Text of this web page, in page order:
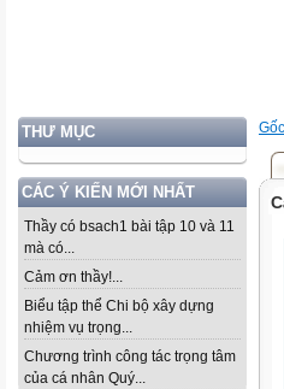
THƯ MỤC
CÁC Ý KIẾN MỚI NHẤT
Thầy có bsach1 bài tập 10 và 11
mà có...
Cảm ơn thầy!...
Biểu tập thể Chi bộ xây dựng
nhiệm vụ trọng...
Chương trình công tác trọng tâm
của cá nhân Quý...
Gốc